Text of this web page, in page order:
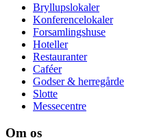
Bryllupslokaler
Konferencelokaler
Forsamlingshuse
Hoteller
Restauranter
Caféer
Godser & herregårde
Slotte
Messecentre
Om os